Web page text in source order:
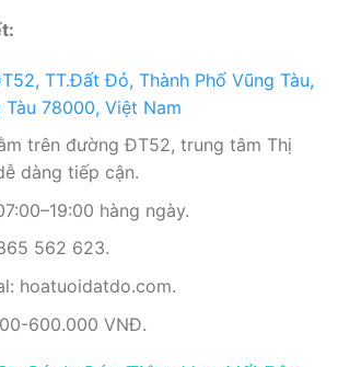
TT.Đất Đỏ, Thành Phố Vũng Tàu,
Tàu 78000, Việt Nam
trên đường ĐT52, trung tâm Thị
dàng tiếp cận.
hàng ngày.
562 623.
hoatuoidatdo.com.
600.000 VNĐ.